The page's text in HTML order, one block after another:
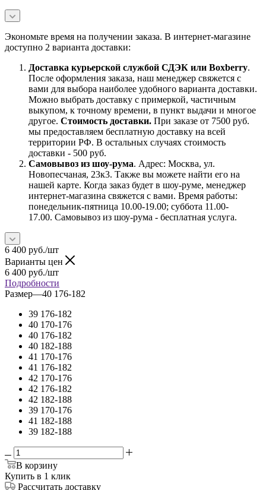
Экономьте время на получении заказа. В интернет-магазине
доступно 2 варианта доставки:
Доставка курьерской службой СДЭК или Boxberry.
После оформления заказа, наш менеджер свяжется с
вами для выбора наиболее удобного варианта доставки.
Можно выбрать доставку с примеркой, частичным
выкупом, к точному времени, в пункт выдачи и многое
другое. Стоимость доставки. При заказе от 7500 руб.
мы предоставляем бесплатную доставку на всей
территории РФ. В остальных случаях стоимость
доставки - 500 руб.
Самовывоз из шоу-рума. Адрес: Москва, ул.
Новопесчаная, 23к3. Также вы можете найти его на
нашей карте. Когда заказ будет в шоу-руме, менеджер
интернет-магазина свяжется с вами. Время работы:
понедельник-пятница 10.00-19.00; суббота 11.00-
17.00. Самовывоз из шоу-рума - бесплатная услуга.
6 400 руб./шт
Варианты цен
6 400 руб./шт
Подробности
Размер—40 176-182
39 176-182
40 170-176
40 176-182
40 182-188
41 170-176
41 176-182
42 170-176
42 176-182
42 182-188
39 170-176
41 182-188
39 182-188
В корзину
Купить в 1 клик
Рассчитать доставку